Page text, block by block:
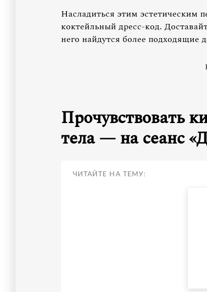
Насладиться этим эстетическим
коктейльный дресс-код.
него найдутся более
Прочувствовать
тела — на сеанс
ЧИТАЙТЕ НА ТЕМУ: